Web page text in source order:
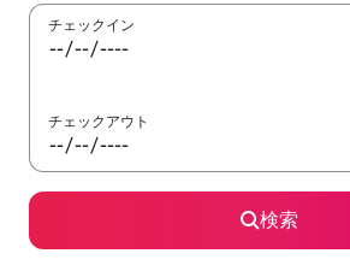
チェックイン
チェックアウト
検索